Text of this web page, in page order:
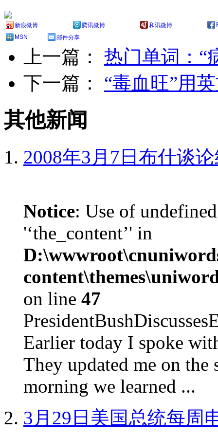
新浪微博 腾讯微博 和讯微博
MSN
邮件分享
上一篇： 热门单词：“
下一篇： “毒血旺”用
其他新闻
2008年3月7日布什谈
Notice: Use of
'‘the_content’' in
on line 47
Earlier today I spoke
They updated me on the
morning we learned ...
3月29日美国总统每周